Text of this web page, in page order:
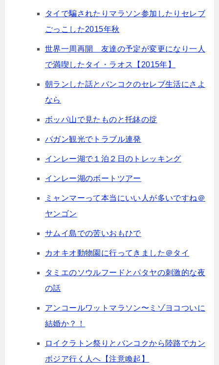
タイで騙されたりマラソン参加したりセレブ
ごっこした2015年秋
世界一周再開 友達の予定が変更になり一人
で満喫したタイ・ラオス【2015年】
朝ランした話とバンコクのセレブ生活にさよ
なら
ボッパ山で見たものと托鉢の掟
バガン観光でトラブル連発
インレー湖で１泊２日のトレッキング
インレー湖のボートツアー
ミャンマーって本当にいい人が多いですね＠
ヤンゴン
サムイ島での苦いおもひで
カオキオ動物園に行ってきました＠タイ
タミエのソウルフードとパタヤの刺激的な夜
の話
アンコールワットマラソン〜ミゾヨコついに
結婚か？！
ロイクラトン祭りとバンコクから陸路でカン
ボジア行く人へ【注意喚起】